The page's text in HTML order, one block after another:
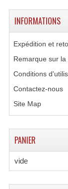
INFORMATIONS
Expédition et
Remarque sur
Conditions
Contactez-nous
Site Map
PANIER
vide